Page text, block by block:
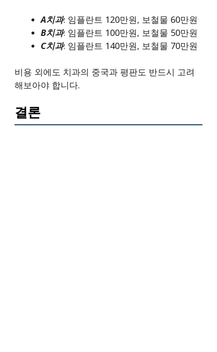
A치과: 임플란트 120만원, 보철물 60만원
B치과: 임플란트 100만원, 보철물 50만원
C치과: 임플란트 140만원, 보철물 70만원
비용 외에도 치과의 중국과 평판도 반드시 고려
해보아야 합니다.
결론